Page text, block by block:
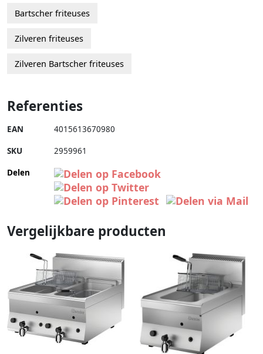
Bartscher friteuses
Zilveren friteuses
Zilveren Bartscher friteuses
Referenties
EAN 4015613670980
SKU 2959961
Delen
Vergelijkbare producten